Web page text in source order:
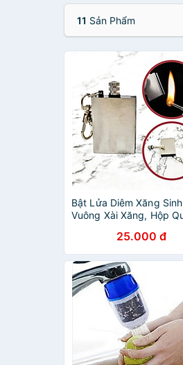
11 Sản Phẩm
Bật Lửa Diêm Xăng
Vuông Xài Xăng, Hộp
Có Móc Treo Chìa Khóa
Kèm Rất Tiện Lợi
25.000 đ